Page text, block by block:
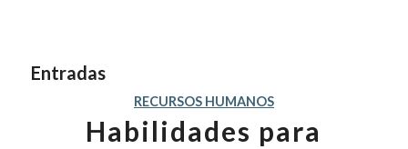
Entradas
RECURSOS HUMANOS
Habilidades para